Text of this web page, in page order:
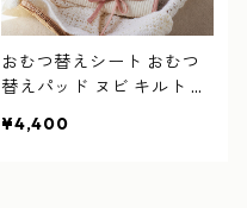
おむつ替えシート おむつ
替えパッド ヌビ キルト キ
ケット付き オムツ替え 汚
¥4,400